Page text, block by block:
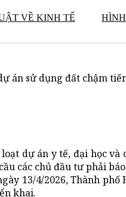
VỀ KINH TẾ
án sử dụng đất chậm
dự án y tế, đại học
các chủ đầu tư phải
13/4/2026, Thành
khai.